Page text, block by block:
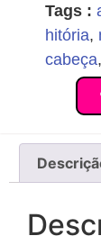
Tags :
hitória,
cabeça,